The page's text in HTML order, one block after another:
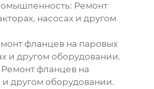
Ремонт
насосах и другом
фланцев на паровых
и другом оборудовании.
Ремонт фланцев на
и другом оборудовании.